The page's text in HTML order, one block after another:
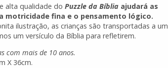
alta qualidade doPuzzle da Bíblia ajudará as
motricidade fina e o pensamento lógico.
ilustração, as crianças são transportadas a um
um versículo da Bíblia para refletirem.
com mais de 10 anos.
X 36cm.